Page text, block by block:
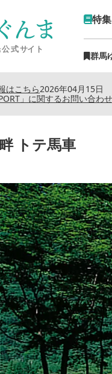
特集
群馬
2026年04月15日
はこちら
」に関するお問い合わ
トテ馬車